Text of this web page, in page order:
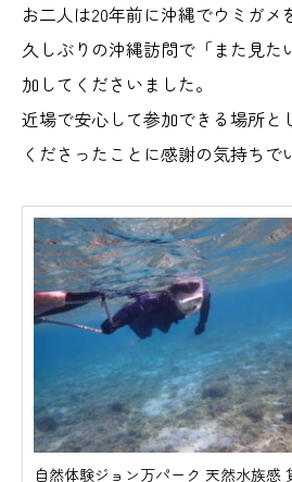
お二人は20年前に沖縄でウミガメ
久しぶりの沖縄訪問で「また見た
加してくださいました。
近場で安心して参加できる場所と
くださったことに感謝の気持ちで
自然体験ジョン万パーク 天然水族感